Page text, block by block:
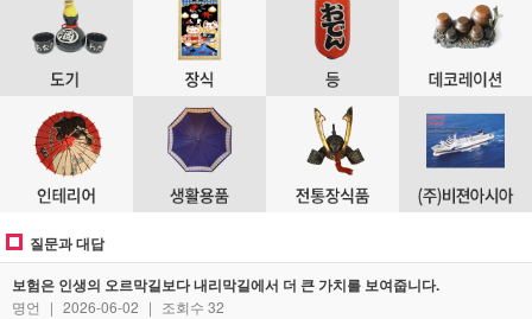
질문과 대답
보험은 인생의 오르막길보다 내리막길에서 더 큰 가치를 보여줍니다.
명언 | 2026-06-02 | 조회수 32